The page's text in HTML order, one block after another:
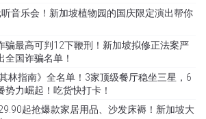
音乐会！新加坡植物园的国庆限定演出帮你
骗最高可判12下鞭刑！新加坡拟修正法案严
国诈骗名单！
林指南》全名单！3家顶级餐厅稳坐三星，6
力崛起！吃货快打卡！
起抢爆款家居用品、沙发床褥！新加坡大